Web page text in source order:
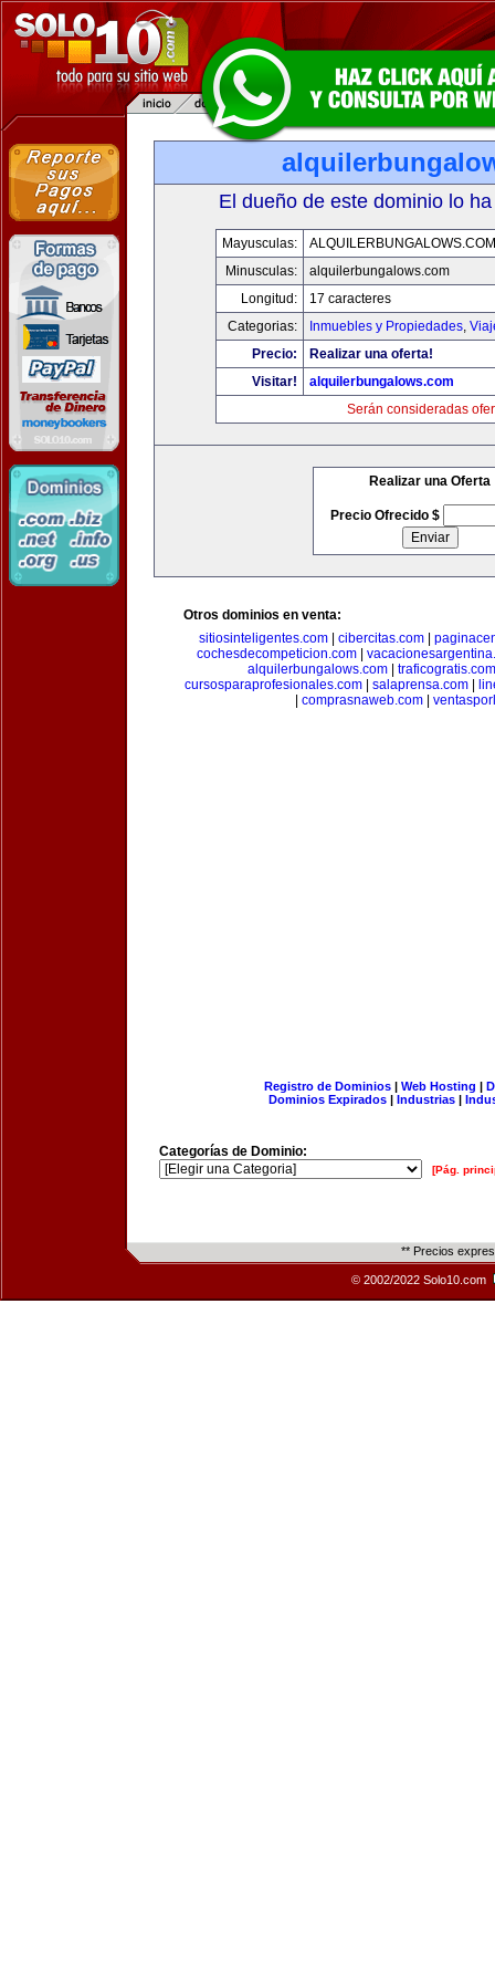
El dueño de este dominio lo
Mayusculas:
ALQUILERBUNGALOWS.COM
Minusculas:
alquilerbungalows.com
Longitud:
17 caracteres
Categorias:
Inmuebles y Propiedades,
Precio:
Realizar una oferta!
Visitar!
alquilerbungalows.com
Serán consideradas
Realizar una Oferta
Precio Ofrecido $
Otros dominios en venta:
sitiosinteligentes.com
cibercitas.com
cochesdecompeticion.com
alquilerbungalows.com| traficogratis.com
cursosparaprofesionales.com
salaprensa.com
comprasnaweb.com
Registro de Dominios| Web Hosting |
Dominios Expirados | Industrias |
Categorías de Dominio:
[Pág.
** Precios
© 2002/2022 Solo10.com